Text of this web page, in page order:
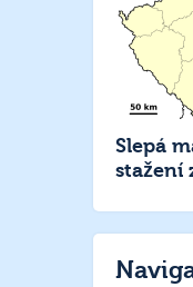
Slepá
stažení